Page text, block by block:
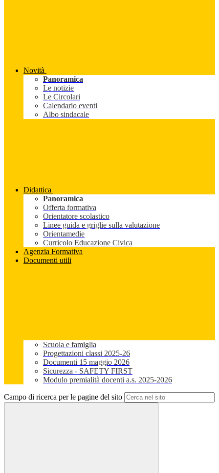
Novità
Panoramica
Le notizie
Le Circolari
Calendario eventi
Albo sindacale
Didattica
Panoramica
Offerta formativa
Orientatore scolastico
Linee guida e griglie sulla valutazione
Orientamedie
Curricolo Educazione Civica
Agenzia Formativa
Documenti utili
Scuola e famiglia
Progettazioni classi 2025-26
Documenti 15 maggio 2026
Sicurezza - SAFETY FIRST
Modulo premialità docenti a.s. 2025-2026
Campo di ricerca per le pagine del sito